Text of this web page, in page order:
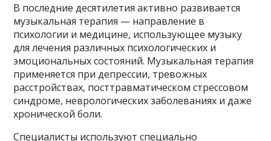
В последние десятилетия активно развивается
музыкальная терапия — направление в
психологии и медицине, использующее музыку
для лечения различных психологических и
эмоциональных состояний. Музыкальная терапия
применяется при депрессии, тревожных
расстройствах, посттравматическом стрессовом
синдроме, неврологических заболеваниях и даже
хронической боли.
Специалисты используют специально